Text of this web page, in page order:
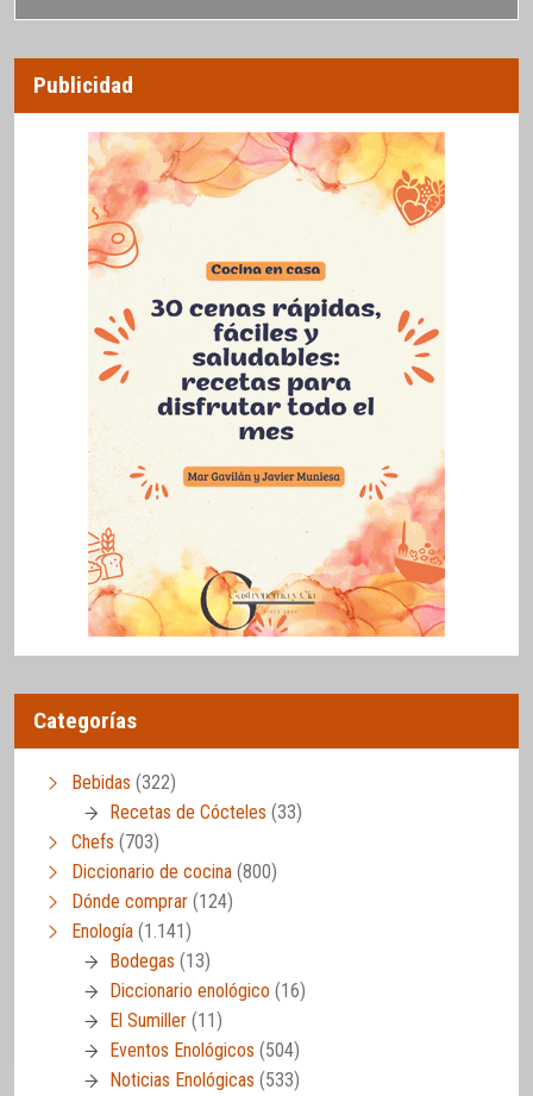
Publicidad
Categorías
Bebidas (322)
Recetas de Cócteles (33)
Chefs (703)
Diccionario de cocina (800)
Dónde comprar (124)
Enología (1.141)
Bodegas (13)
Diccionario enológico (16)
El Sumiller (11)
Eventos Enológicos (504)
Noticias Enológicas (533)